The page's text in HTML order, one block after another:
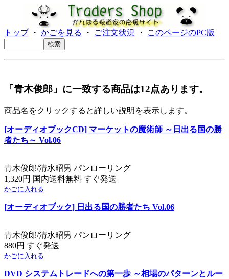
トップ・ かごを見る ・ ご注文状況 ・ このページのPC版
「青木俊郎」に一致する商品は12点あります。
商品名をクリックすると詳しい説明を表示します。
[オーディオブックCD] マーケットの魔術師 ～日出る国の勝
者たち～ Vol.06
青木俊郎/清水昭男 パンローリング
1,320円 国内送料無料 すぐ発送
かごに入れる
[オーディオブック] 日出る国の勝者たち Vol.06
青木俊郎/清水昭男 パンローリング
880円 すぐ発送
かごに入れる
DVD システムトレードへの第一歩 ～相場のパターンとルー